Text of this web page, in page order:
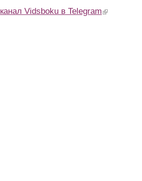
канал Vidsboku в Telegram (link is